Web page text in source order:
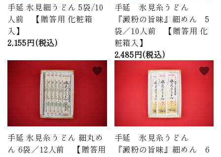
手延 氷見細うどん 5袋/10
人前 【贈答用 化粧箱
入】
2,155円(税込)
手延 氷見糸うどん
『澱粉の旨味』細めん 5
袋／10人前 【贈答用 化
粧箱入】
2,485円(税込)
手延 氷見糸うどん 細丸め
ん 6袋／12人前 【贈答用
favorite
手延 氷見糸うどん
『澱粉の旨味』細めん 6
favorite